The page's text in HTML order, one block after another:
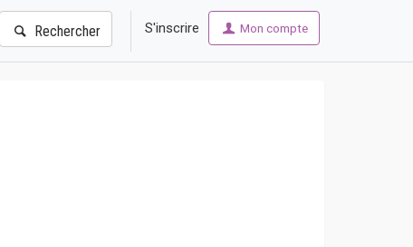
Rechercher S'inscrire Mon compte